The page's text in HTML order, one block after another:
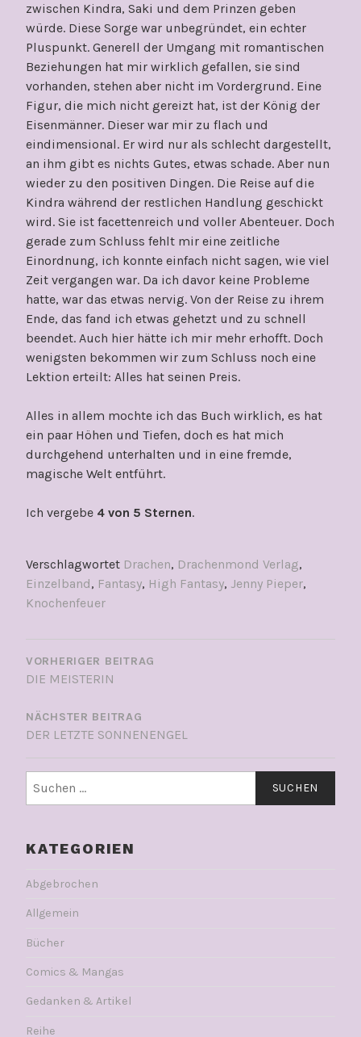
zwischen Kindra, Saki und dem Prinzen geben
würde. Diese Sorge war unbegründet, ein echter
Pluspunkt. Generell der Umgang mit romantischen
Beziehungen hat mir wirklich gefallen, sie sind
vorhanden, stehen aber nicht im Vordergrund. Eine
Figur, die mich nicht gereizt hat, ist der König der
Eisenmänner. Dieser war mir zu flach und
eindimensional. Er wird nur als schlecht dargestellt,
an ihm gibt es nichts Gutes, etwas schade. Aber nun
wieder zu den positiven Dingen. Die Reise auf die
Kindra während der restlichen Handlung geschickt
wird. Sie ist facettenreich und voller Abenteuer. Doch
gerade zum Schluss fehlt mir eine zeitliche
Einordnung, ich konnte einfach nicht sagen, wie viel
Zeit vergangen war. Da ich davor keine Probleme
hatte, war das etwas nervig. Von der Reise zu ihrem
Ende, das fand ich etwas gehetzt und zu schnell
beendet. Auch hier hätte ich mir mehr erhofft. Doch
wenigsten bekommen wir zum Schluss noch eine
Lektion erteilt: Alles hat seinen Preis.
Alles in allem mochte ich das Buch wirklich, es hat
ein paar Höhen und Tiefen, doch es hat mich
durchgehend unterhalten und in eine fremde,
magische Welt entführt.
Ich vergebe 4 von 5 Sternen.
Verschlagwortet Drachen, Drachenmond Verlag,
Einzelband, Fantasy, High Fantasy, Jenny Pieper,
Knochenfeuer
VORHERIGER BEITRAG
DIE MEISTERIN
NÄCHSTER BEITRAG
DER LETZTE SONNENENGEL
nach:
KATEGORIEN
Abgebrochen
Allgemein
Bücher
Comics & Mangas
Gedanken & Artikel
Reihe